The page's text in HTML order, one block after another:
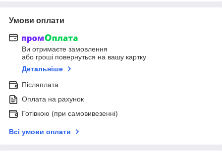
Умови оплати
Ви отримаєте замовлення
або гроші повернуться на вашу картку
Детальніше
Післяплата
Оплата на рахунок
Готівкою (при самовивезенні)
Всі умови оплати